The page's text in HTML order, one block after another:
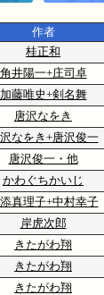
作者
桂正和
角井陽一+庄司卓
加藤唯史+剣名舞
唐沢なをき
なをき+唐沢俊一
唐沢俊一・他
かわぐちかいじ
真理子+中村幸子
岸虎次郎
きたがわ翔
きたがわ翔
きたがわ翔